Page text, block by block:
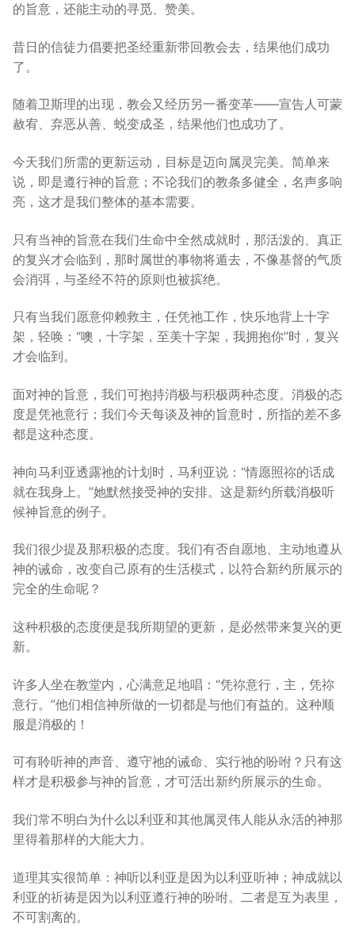
的旨意，还能主动的寻觅、赞美。
昔日的信徒力倡要把圣经重新带回教会去，结果他们成功
了。
随着卫斯理的出现，教会又经历另一番变革——宣告人可蒙
赦宥、弃恶从善、蜕变成圣，结果他们也成功了。
今天我们所需的更新运动，目标是迈向属灵完美。简单来
说，即是遵行神的旨意；不论我们的教条多健全，名声多响
亮，这才是我们整体的基本需要。
只有当神的旨意在我们生命中全然成就时，那活泼的、真正
的复兴才会临到，那时属世的事物将遁去，不像基督的气质
会消弭，与圣经不符的原则也被摈绝。
只有当我们愿意仰赖救主，任凭祂工作，快乐地背上十字
架，轻唤：“噢，十字架，至美十字架，我拥抱你”时，复兴
才会临到。
面对神的旨意，我们可抱持消极与积极两种态度。消极的态
度是凭祂意行；我们今天每谈及神的旨意时，所指的差不多
都是这种态度。
神向马利亚透露祂的计划时，马利亚说：“情愿照祢的话成
就在我身上。”她默然接受神的安排。这是新约所载消极听
候神旨意的例子。
我们很少提及那积极的态度。我们有否自愿地、主动地遵从
神的诫命，改变自己原有的生活模式，以符合新约所展示的
完全的生命呢？
这种积极的态度便是我所期望的更新，是必然带来复兴的更
新。
许多人坐在教堂内，心满意足地唱：“凭祢意行，主，凭祢
意行。”他们相信神所做的一切都是与他们有益的。这种顺
服是消极的！
可有聆听神的声音、遵守祂的诫命、实行祂的吩咐？只有这
样才是积极参与神的旨意，才可活出新约所展示的生命。
我们常不明白为什么以利亚和其他属灵伟人能从永活的神那
里得着那样的大能大力。
道理其实很简单：神听以利亚是因为以利亚听神；神成就以
利亚的祈祷是因为以利亚遵行神的吩咐。二者是互为表里，
不可割离的。